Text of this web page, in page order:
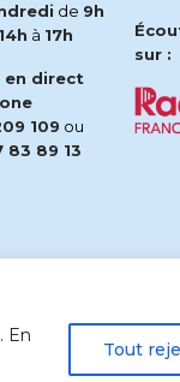
En
Tout
de 9h
14h à 17h
en direct
109 ou
83 89 13
sur :